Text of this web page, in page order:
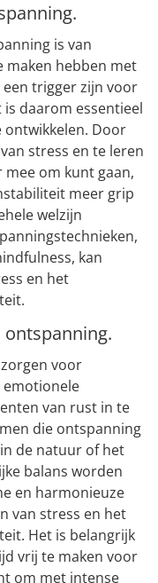
is van
maken hebben met
trigger zijn voor
daarom essentieel
Door
stress en te leren
om kunt gaan,
meer grip
welzijn
kan
en het
voor
van rust in te
die ontspanning
de natuur of het
balans worden
en harmonieuze
van stress en het
Het is belangrijk
vrij te maken voor
om met intense